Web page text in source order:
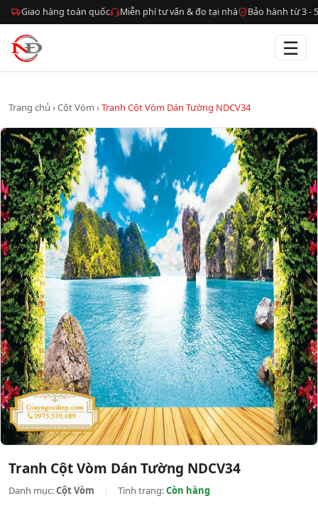
Giao hàng toàn quốc Miễn phí tư vấn & đo tại nhà Bảo hành từ 3 -
☰
Trang chủ ›Cột Vòm ›Tranh Cột Vòm Dán Tường NDCV34
Tranh Cột Vòm Dán Tường NDCV34
Danh mục:Cột Vòm Tình trạng:Còn hàng